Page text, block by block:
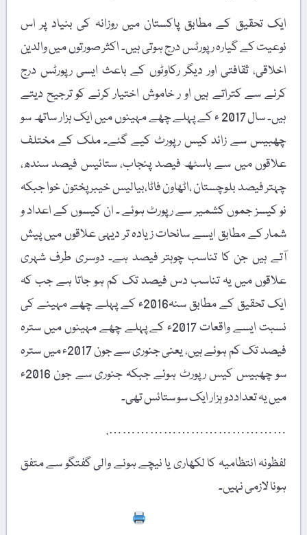
ایک تحقیق کے مطابق پاکستان میں روزانہ کی بنیاد پر اس
نوعیت کے گیارہ رپورٹس درج ہوتی ہیں۔ اکثر صورتوں میں والدین
اخلاقی، ثقافتی اور دیگر رکاوٹوں کے باعث ایسی رپورٹس درج
کرنے سے کتراتے ہیں او ر خاموش اختیار کرنے کو ترجیح دیتے
ہیں۔ سال 2017 ء کے پہلے چھے مہینوں میں ایک ہزار ساتھ سو
چھبیس سے زائد کیس رپورٹ کیے گئے۔ ملک کے مختلف
علاقوں میں سے باسٹھ فیصد پنجاب، ستائیس فیصد سندھ،
چہتر فیصد بلوچستان ،اٹھاون فاٹا،بیالیس خیبر پختون خوا جبکہ
نو کیسز جموں کشمیر سے رپورٹ ہوئے ۔ ان کیسوں کے اعداد و
شمار کے مطابق ایسے سانحات زیادہ تر دیہی علاقوں میں پیش
آتے ہیں جن کا تناسب چوہتر فیصد ہے۔ دوسری طرف شہری
علاقوں میں یہ تناسب دس فیصد تک کم ہو جاتا ہے جب کہ
ایک تحقیق کے مطابق سنہ2016ء کے پہلے چھے مہینے کی
نسبت ایسے واقعات 2017ء کے پہلے چھے مہینوں میں سترہ
فیصد تک کم ہوئے ہیں، یعنی جنوری سے جون 2017ء میں سترہ
سو چھبیس کیس رپورٹ ہوئے جبکہ جنوری سے جون 2016ء
میں یہ تعداددو ہزار ایک سو ستائس تھی۔
………………………………….
لفظونہ انتظامیہ کا لکھاری یا نیچے ہونے والی گفتگو سے متفق
ہونا لازمی نہیں۔